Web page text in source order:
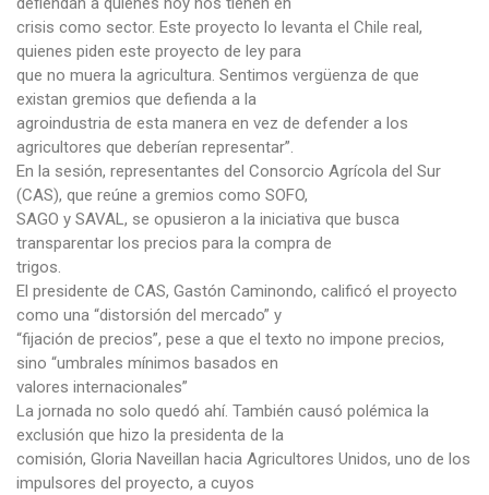
crisis como sector. Este proyecto lo levanta el Chile real,
quienes piden este proyecto de ley para
que no muera la agricultura. Sentimos vergüenza de que
existan gremios que defienda a la
agroindustria de esta manera en vez de defender a los
agricultores que deberían representar”.
En la sesión, representantes del Consorcio Agrícola del Sur
(CAS), que reúne a gremios como SOFO,
SAGO y SAVAL, se opusieron a la iniciativa que busca
transparentar los precios para la compra de
trigos.
El presidente de CAS, Gastón Caminondo, calificó el proyecto
como una “distorsión del mercado” y
“fijación de precios”, pese a que el texto no impone precios,
sino “umbrales mínimos basados en
valores internacionales”
La jornada no solo quedó ahí. También causó polémica la
exclusión que hizo la presidenta de la
comisión, Gloria Naveillan hacia Agricultores Unidos, uno de los
impulsores del proyecto, a cuyos